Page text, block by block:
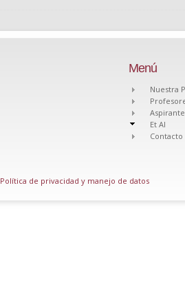
Menú
Nuestra
Et Al
Contacto
Política de privacidad y manejo de datos